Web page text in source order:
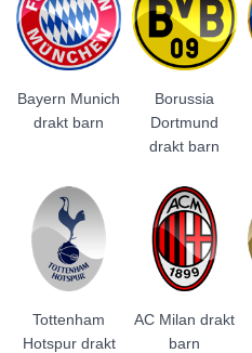
Bayern Munich
drakt barn
Borussia
Dortmund
drakt barn
Tottenham
Hotspur drakt
AC Milan drakt
barn